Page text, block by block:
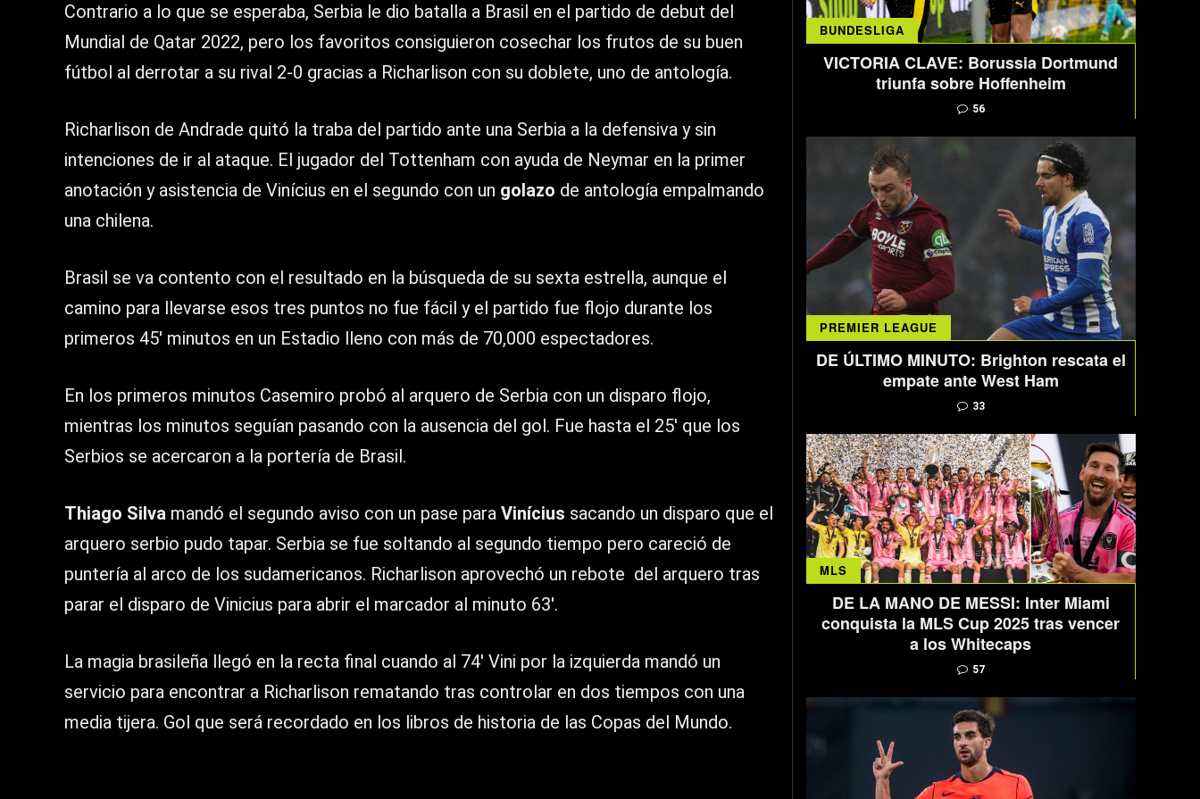
Contrario a lo que se esperaba, Serbia le dio batalla a Brasil en el partido de debut del
Mundial de Qatar 2022, pero los favoritos consiguieron cosechar los frutos de su buen
fútbol al derrotar a su rival 2-0 gracias a Richarlison con su doblete, uno de antología.
Richarlison de Andrade quitó la traba del partido ante una Serbia a la defensiva y sin
intenciones de ir al ataque. El jugador del Tottenham con ayuda de Neymar en la primer
anotación y asistencia de Vinícius en el segundo con un golazo de antología empalmando
una chilena.
Brasil se va contento con el resultado en la búsqueda de su sexta estrella, aunque el
camino para llevarse esos tres puntos no fue fácil y el partido fue flojo durante los
primeros 45′ minutos en un Estadio lleno con más de 70,000 espectadores.
En los primeros minutos Casemiro probó al arquero de Serbia con un disparo flojo,
mientras los minutos seguían pasando con la ausencia del gol. Fue hasta el 25′ que los
Serbios se acercaron a la portería de Brasil.
Thiago Silva mandó el segundo aviso con un pase para Vinícius sacando un disparo que el
arquero serbio pudo tapar. Serbia se fue soltando al segundo tiempo pero careció de
puntería al arco de los sudamericanos. Richarlison aprovechó un rebote del arquero tras
parar el disparo de Vinicius para abrir el marcador al minuto 63′.
La magia brasileña llegó en la recta final cuando al 74′ Vini por la izquierda mandó un
servicio para encontrar a Richarlison rematando tras controlar en dos tiempos con una
media tijera. Gol que será recordado en los libros de historia de las Copas del Mundo.
BUNDESLIGA
VICTORIA CLAVE: Borussia Dortmund
triunfa sobre Hoffenheim
56
PREMIER LEAGUE
DE ÚLTIMO MINUTO: Brighton rescata el
empate ante West Ham
33
MLS
DE LA MANO DE MESSI: Inter Miami
conquista la MLS Cup 2025 tras vencer
a los Whitecaps
57